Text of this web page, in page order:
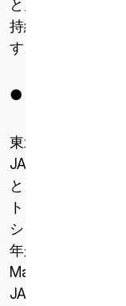
と月がひとつの
持続的な発展に
す。」
● ispace CTO
東北大学で宇宙
JAXAでソフトウ
として勤務。宇
トウェアアーキ
ション研究及び
年からMITに留学
Management
JAXAにおいて複